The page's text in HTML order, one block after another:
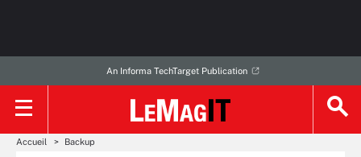
An Informa TechTarget Publication
Accueil Backup